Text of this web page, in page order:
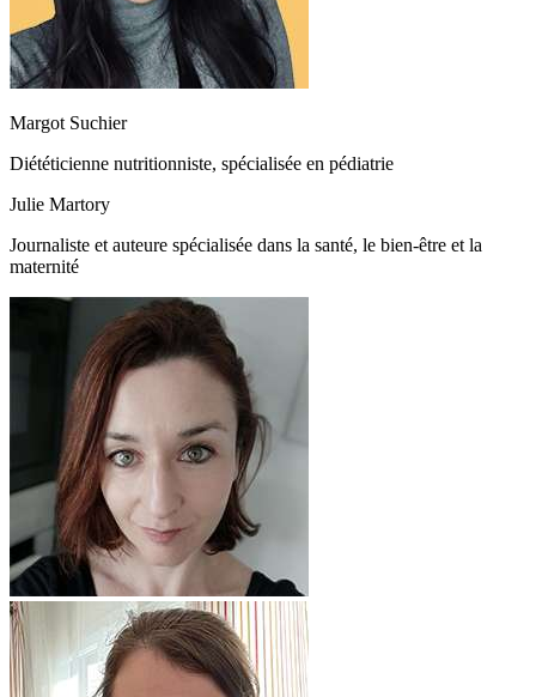
Margot Suchier
Diététicienne nutritionniste, spécialisée en pédiatrie
Julie Martory
Journaliste et auteure spécialisée dans la santé, le bien-être et la
maternité